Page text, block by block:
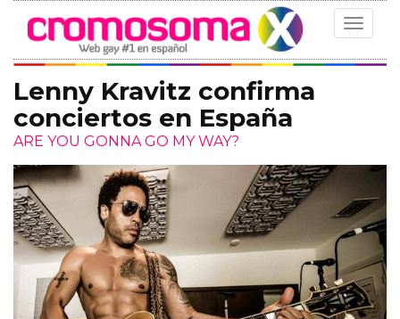
Toggle
Lenny Kravitz confirma
conciertos en España
ARE YOU GONNA GO MY WAY?